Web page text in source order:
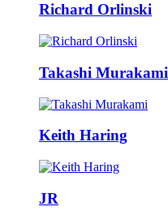
Richard Orlinski
Takashi Murakami
Keith Haring
JR